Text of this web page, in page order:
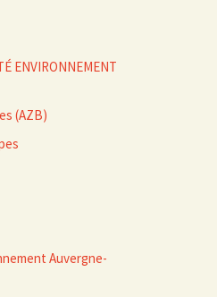
ENVIRONNEMENT
(AZB)
Auvergne-